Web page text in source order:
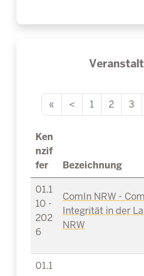
« < 1 2 3
Ken
nzif
fer
Bezeichnung
01.1
10 -
202
6
ComIn NRW -
Integrität in der
NRW
01.1